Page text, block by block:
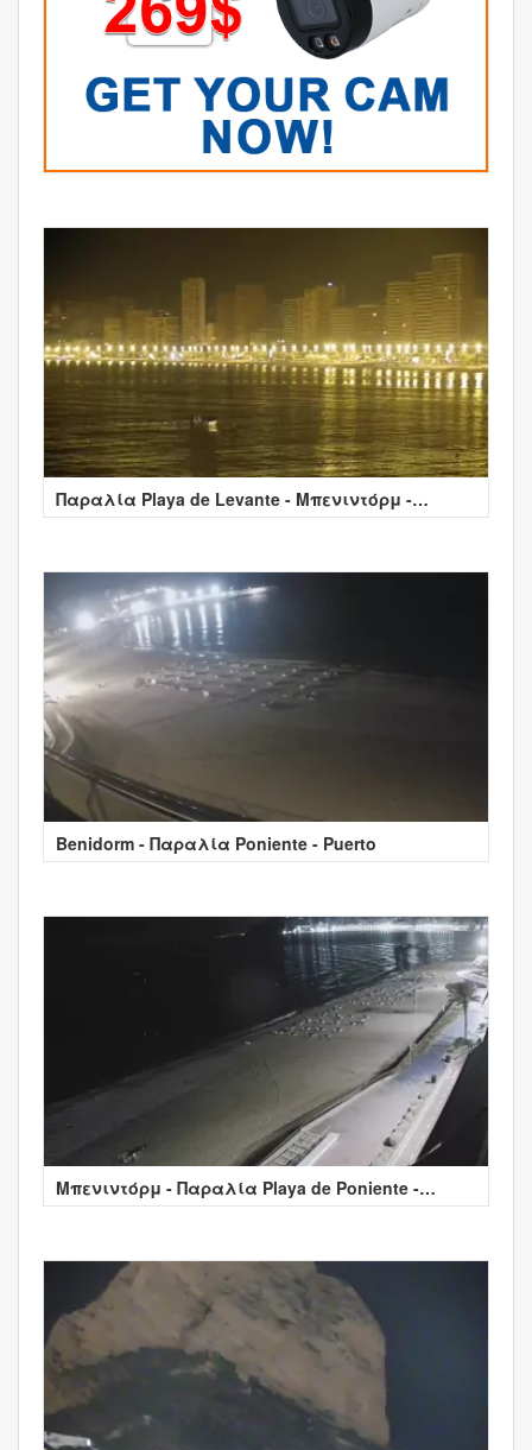
Παραλία Playa de Levante - Μπενιντόρμ -
Alicante
Benidorm - Παραλία Poniente - Puerto
Μπενιντόρμ - Παραλία Playa de Poniente -
Ισπανία